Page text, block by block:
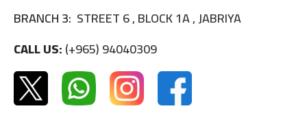
BRANCH 3: STREET 6 , BLOCK 1A , JABRIYA
CALL US:(+965) 94040309